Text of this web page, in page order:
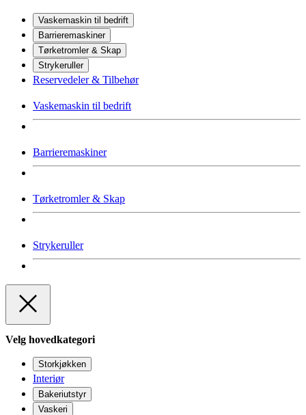
Vaskemaskin til bedrift
Barrieremaskiner
Tørketromler & Skap
Strykeruller
Reservedeler & Tilbehør
Vaskemaskin til bedrift
Barrieremaskiner
Tørketromler & Skap
Strykeruller
Velg hovedkategori
Storkjøkken
Interiør
Bakeriutstyr
Vaskeri